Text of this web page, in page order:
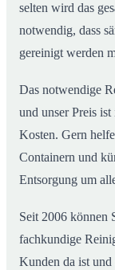
selten wird das
notwendig, dass
gereinigt werden
Das notwendige
und unser Preis
Kosten. Gern
Containern und
Entsorgung um
Seit 2006 können
fachkundige
Kunden da ist und